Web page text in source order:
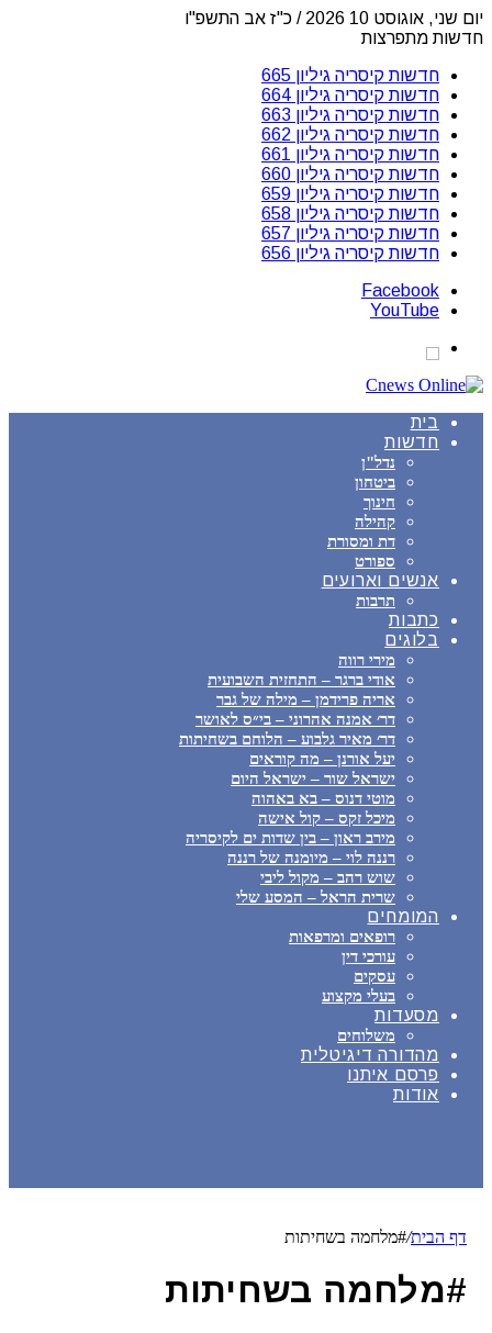
יום שני, אוגוסט 10 2026 / כ"ז אב התשפ"ו
חדשות מתפרצות
חדשות קיסריה גיליון 665
חדשות קיסריה גיליון 664
חדשות קיסריה גיליון 663
חדשות קיסריה גיליון 662
חדשות קיסריה גיליון 661
חדשות קיסריה גיליון 660
חדשות קיסריה גיליון 659
חדשות קיסריה גיליון 658
חדשות קיסריה גיליון 657
חדשות קיסריה גיליון 656
Facebook
YouTube
בית
חדשות
נדל"ן
ביטחון
חינוך
קהילה
דת ומסורת
ספורט
אנשים וארועים
תרבות
כתבות
בלוגים
מירי רווה
אודי ברגר – התחזית השבועית
אריה פרידמן – מילה של גבר
דר׳ אמנה אהרוני – בי״ס לאושר
דר׳ מאיר גלבוע – הלוחם בשחיתות
יעל אורנן – מה קוראים
ישראל שור – ישראל היום
מוטי דנוס – בא באהוה
מיכל זקס – קול אישה
מירב ראון – בין שדות ים לקיסריה
רננה לוי – מיומנה של רננה
שוש רהב – מקול ליבי
שרית הראל – המסע שלי
המומחים
רופאים ומרפאות
עורכי דין
עסקים
בעלי מקצוע
מסעדות
משלוחים
מהדורה דיגיטלית
פרסם איתנו
אודות
דף הבית/#מלחמה בשחיתות
#מלחמה בשחיתות